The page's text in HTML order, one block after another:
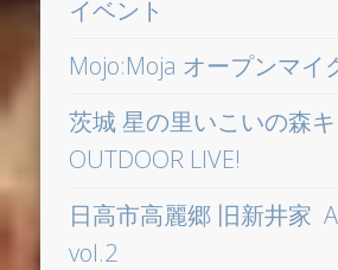
イベント
Mojo:Moja オープンマイ
茨城 星の里いこいの森
OUTDOOR LIVE!
日高市高麗郷 旧新井家
vol.2